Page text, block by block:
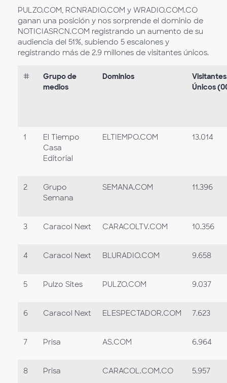
PULZO.COM, RCNRADIO.COM y WRADIO.COM.CO
ganan una posición y nos sorprende el dominio de
NOTICIASRCN.COM registrando un aumento de su
audiencia del 51%, subiendo 5 escalones y
registrando más de 2.9 millones de visitantes únicos.
#
Grupo de
medios
Dominios
Únicos
1
El Tiempo
Casa
Editorial
ELTIEMPO.COM 13.014
2
Grupo
Semana
SEMANA.COM 11.396
3 Caracol Next CARACOLTV.COM 10.356
4 Caracol Next BLURADIO.COM 9.658
5 Pulzo Sites PULZO.COM 9.037
6 Caracol Next ELESPECTADOR.COM 7.623
7 Prisa AS.COM 6.964
8 Prisa CARACOL.COM.CO 5.957